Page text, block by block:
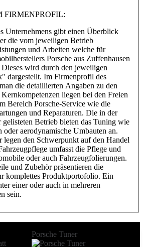
FIRMENPROFIL:
Unternehmens gibt einen Überblick
die vom jeweiligen Betrieb
und Arbeiten welche für
Porsche aus Zuffenhausen
wird durch den jeweiligen
dargestellt. Im Firmenprofil des
die detaillierten Angaben zu den
liegen bei den Freien
Bereich Porsche-Service wie die
und Reparaturen. Die in der
Betrieb bieten das Tuning wie
oder aerodynamische Umbauten an.
legen den Schwerpunkt auf den Handel
umfasst die Pflege und
oder auch Fahrzeugfolierungen.
und Zubehör präsentieren die
komplettes Produktportofolio. Ein
einer oder auch in mehreren
sein.
Porsche Tuner